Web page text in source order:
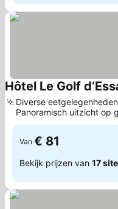
Hôtel Le Golf
Diverse
Panoramisch uitzicht op
oceaan
Van € 81
Bekijk prijzen van 17